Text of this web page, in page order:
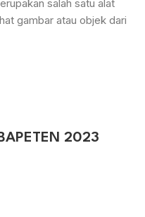
salah satu alat
gambar atau objek dari
2023